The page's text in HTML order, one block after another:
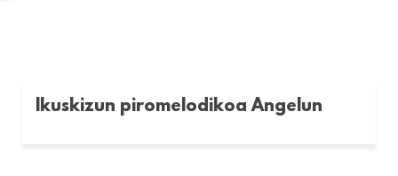
Ikuskizun piromelodikoa Angelun